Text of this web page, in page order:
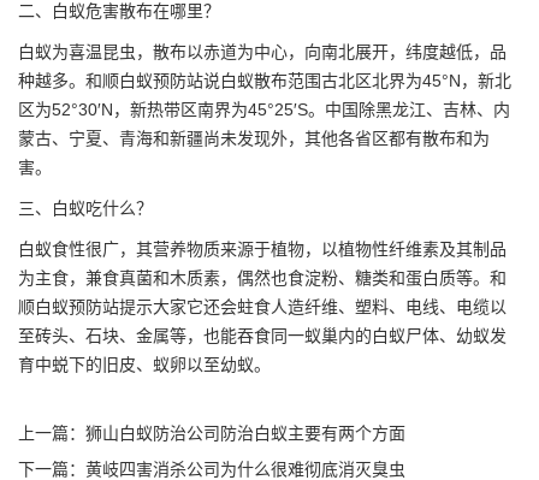
二、白蚁危害散布在哪里？
白蚁为喜温昆虫，散布以赤道为中心，向南北展开，纬度越低，品
种越多。和顺白蚁预防站说白蚁散布范围古北区北界为45°N，新北
区为52°30′N，新热带区南界为45°25′S。中国除黑龙江、吉林、内
蒙古、宁夏、青海和新疆尚未发现外，其他各省区都有散布和为
害。
三、白蚁吃什么？
白蚁食性很广，其营养物质来源于植物，以植物性纤维素及其制品
为主食，兼食真菌和木质素，偶然也食淀粉、糖类和蛋白质等。和
顺白蚁预防站提示大家它还会蛀食人造纤维、塑料、电线、电缆以
至砖头、石块、金属等，也能吞食同一蚁巢内的白蚁尸体、幼蚁发
育中蜕下的旧皮、蚁卵以至幼蚁。
上一篇： 狮山白蚁防治公司防治白蚁主要有两个方面
下一篇： 黄岐四害消杀公司为什么很难彻底消灭臭虫